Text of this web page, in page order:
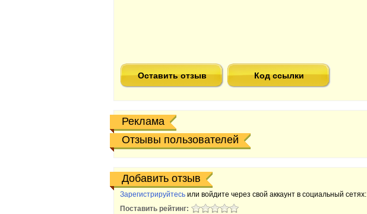
Оставить отзыв Код ссылки
Реклама
Отзывы пользователей
Добавить отзыв
Зарегистрируйтесь или войдите через свой аккаунт в социальный сетях:
Поставить рейтинг: